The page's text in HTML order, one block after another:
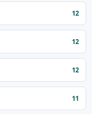
12
12
12
11